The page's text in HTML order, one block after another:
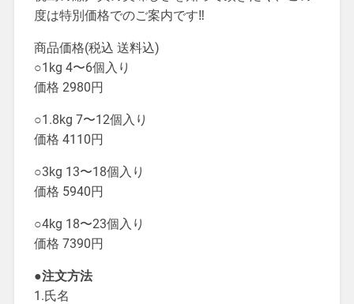
度は特別価格でのご案内です‼︎
商品価格(税込 送料込)
○1kg 4〜6個入り
価格 2980円
○1.8kg 7〜12個入り
価格 4110円
○3kg 13〜18個入り
価格 5940円
○4kg 18〜23個入り
価格 7390円
●注文方法
1.氏名